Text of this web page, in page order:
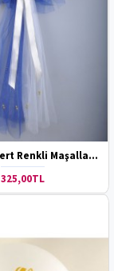
Krem Lacivert Renkli Maşallah Yazılı Sünnet Kapı Süsü
325,00TL